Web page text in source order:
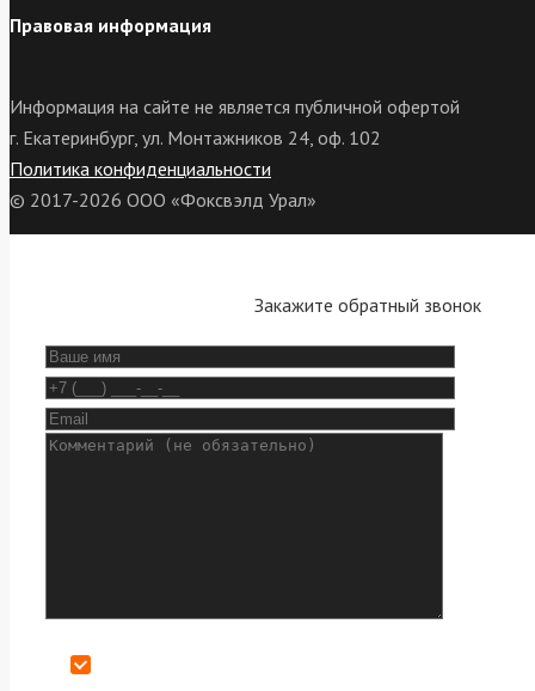
Правовая информация
Информация на сайте не является публичной офертой
г. Екатеринбург, ул. Монтажников 24, оф. 102
Политика конфиденциальности
© 2017-2026 ООО «Фоксвэлд Урал»
Закажите обратный звонок